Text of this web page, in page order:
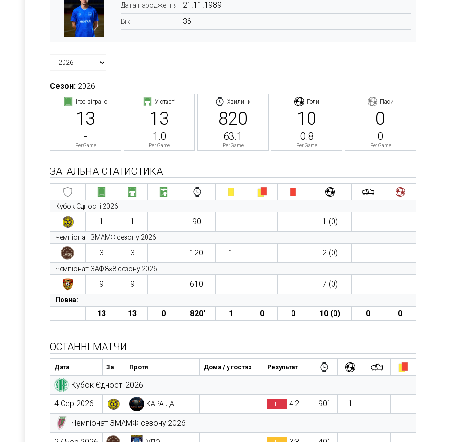
Дата народження 21.11.1989
Вік 36
Сезон: 2026
Ігор зіграно
13
-
Per Game
У старті
13
1.0
Per Game
Хвилини
820
63.1
Per Game
Голи
10
0.8
Per Game
Паси
0
0
Per Game
ЗАГАЛЬНА СТАТИСТИКА
Кубок Єдності 2026
1 1 90′ 1 (0)
Чемпіонат ЗМАМФ сезону 2026
3 3 120′ 1 2 (0)
Чемпіонат ЗАФ 8×8 сезону 2026
9 9 610′ 7 (0)
Повна:
13 13 0 820′ 1 0 0 10 (0) 0 0
ОСТАННІ МАТЧИ
Дата За Проти Дома / у гостях Результат
Кубок Єдності 2026
4 Сер 2026 КАРА-ДАГ п 4:2 90` 1
Чемпіонат ЗМАМФ сезону 2026